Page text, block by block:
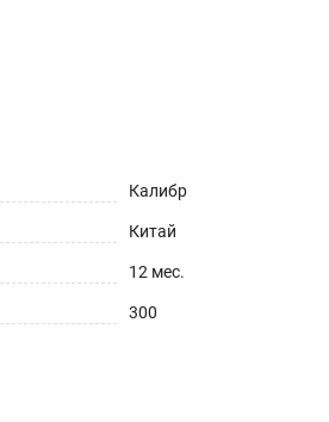
Калибр
Китай
12 мес.
300